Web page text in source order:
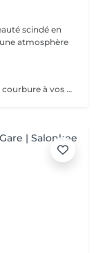
scindé en
Cette technique permet de donner une jolie courbure à vos cils tout en gardant un aspect naturel. Un regard ouvert, des cils déployés tout en douceur pour une durée d'environ 4 semaines. N'hésitez plus.